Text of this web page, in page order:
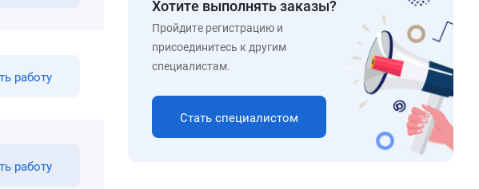
работу
работу
Хотите выполнять заказы?
Пройдите регистрацию и
присоединитесь к другим
специалистам.
Стать специалистом